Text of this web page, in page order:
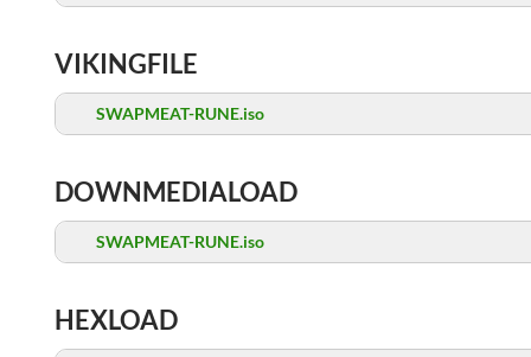
VIKINGFILE
SWAPMEAT-RUNE.iso
DOWNMEDIALOAD
SWAPMEAT-RUNE.iso
HEXLOAD